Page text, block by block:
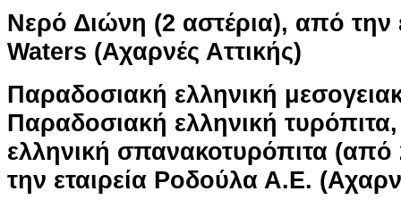
Νερό Διώνη (2 αστέρια), από την
Waters (Αχαρνές Αττικής)
Παραδοσιακή ελληνική
Παραδοσιακή ελληνική
ελληνική σπανακοτυρόπιτα
την εταιρεία Ροδούλα Α.Ε.